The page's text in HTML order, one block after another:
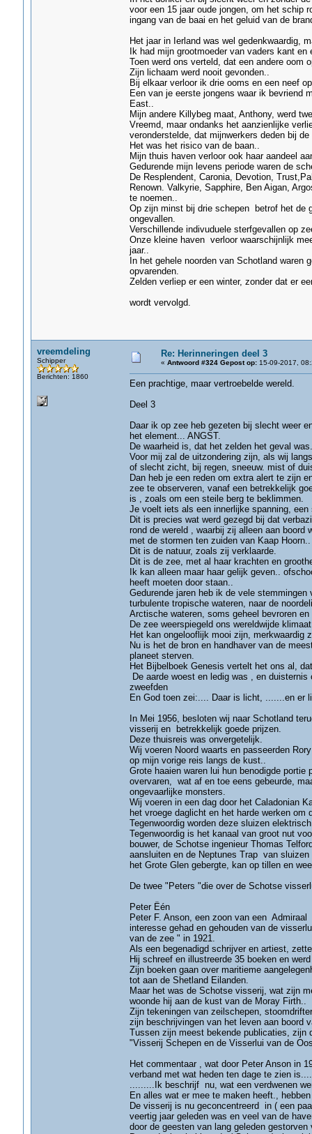
voor een 15 jaar oude jongen, om het schip
ingang van de baai en het geluid van de
Het jaar in Ierland was wel gedenkwaardig,
Ik had mijn grootmoeder van vaders kant
Toen werd ons verteld, dat een andere oom
Zijn lichaam werd nooit gevonden..
Bij elkaar verloor ik drie ooms en een neef
Een van je eerste jongens waar ik bevriend
East..
Mijn andere Killybeg maat, Anthony, werd
Vreemd, maar ondanks het aanzienlijke
veronderstelde, dat mijnwerkers deden bij
Het was het risico van de baan..
Mijn thuis haven verloor ook haar aandeel
Gedurende mijn levens periode waren de
De Resplendent, Caronia, Devotion,
Renown. Valkyrie, Sapphire, Ben Aigan,
te noemen..
Op zijn minst bij drie schepen betrof het de
ongevallen.
Verschillende indivuduele sterfgevallen op
Onze kleine haven verloor waarschijnlijk
jaar..
In het gehele noorden van Schotland waren
opvarenden.
Zelden verliep er een winter, zonder dat er
wordt vervolgd.
vreemdeling
Schipper
Berichten: 1860
Re: Herinneringen deel 3
« Antwoord #324 Gepost op:15-09-2017,
Een prachtige, maar vertroebelde wereld.
Deel 3
Daar ik op zee heb gezeten bij slecht weer
het element... ANGST.
De waarheid is, dat het zelden het geval was.
Voor mij zal de uitzondering zijn, als wij
of slecht zicht, bij regen, sneeuw. mist of
Dan heb je een reden om extra alert te zijn
zee te observeren, vanaf een betrekkelijk
is , zoals om een steile berg te beklimmen.
Je voelt iets als een innerlijke spanning,
Dit is precies wat werd gezegd bij dat
rond de wereld , waarbij zij alleen aan boord
met de stormen ten zuiden van Kaap Hoorn..
Dit is de natuur, zoals zij verklaarde.
Dit is de zee, met al haar krachten en
Ik kan alleen maar haar gelijk geven..
heeft moeten door staan..
Gedurende jaren heb ik de vele
turbulente tropische wateren, naar de
Arctische wateren, soms geheel bevroren
De zee weerspiegeld ons wereldwijde
Het kan ongelooflijk mooi zijn, merkwaardig
Nu is het de bron en handhaver van de
planeet sterven.
Het Bijbelboek Genesis vertelt het ons al,
De aarde woest en ledig was , en
zweefden
En God toen zei:.... Daar is licht, .......en er
In Mei 1956, besloten wij naar Schotland
visserij en betrekkelijk goede prijzen.
Deze thuisreis was onvergetelijk.
Wij voeren Noord waarts en passeerden
op mijn vorige reis langs de kust..
Grote haaien waren lui hun benodigde
overvaren, wat af en toe eens gebeurde,
ongevaarlijke monsters.
Wij voeren in een dag door het Caladonian
het vroege daglicht en het harde werken
Tegenwoordig worden deze sluizen
Tegenwoordig is het kanaal van groot nut
bouwer, de Schotse ingenieur Thomas
aansluiten en de Neptunes Trap van
het Grote Glen gebergte, kan op tillen en
De twee "Peters "die over de Schotse
Peter Ëén
Peter F. Anson, een zoon van een
interesse gehad en gehouden van de
van de zee " in 1921.
Als een begenadigd schrijver en artiest,
Hij schreef en illustreerde 35 boeken en
Zijn boeken gaan over maritieme
tot aan de Shetland Eilanden.
Maar het was de Schotse visserij, wat zijn
woonde hij aan de kust van de Moray Firth..
Zijn tekeningen van zeilschepen,
zijn beschrijvingen van het leven aan boord
Tussen zijn meest bekende publicaties,
"Visserij Schepen en de Visserlui van de
Het commentaar , wat door Peter Anson in
verband met wat heden ten dage te zien
.........Ik beschrijf nu, wat een verdwenen
En alles wat er mee te maken heeft.,
De visserij is nu geconcentreerd in ( een
veertig jaar geleden was en veel van de
door de geesten van lang geleden gestorven